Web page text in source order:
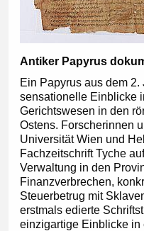
Antiker Papyrus
Ein Papyrus aus dem 2.
sensationelle Einblicke
Gerichtswesen in den
Ostens. Forscherinnen
Universität Wien und
Fachzeitschrift Tyche
Verwaltung in den
Finanzverbrechen,
Steuerbetrug mit
erstmals edierte
einzigartige Einblicke in